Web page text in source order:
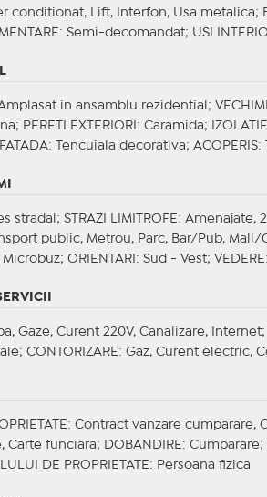
conditionat, Lift, Interfon, Usa metalica;
: Semi-decomandat; USI
in ansamblu rezidential;
PERETI EXTERIORI : Caramida;
FATADA: Tencuiala decorativa; ACOPERIS:
stradal; STRAZI LIMITROFE : Amenajate,
public, Metrou, Parc, Bar/Pub,
Microbuz; ORIENTARI : Sud - Vest; VEDERE
Gaze, Curent 220V, Canalizare, Internet;
CONTORIZARE : Gaz, Curent electric,
: Contract vanzare cumparare,
Carte funciara;
DOBANDIRE : Cumparare;
DE PROPRIETATE : Persoana fizica